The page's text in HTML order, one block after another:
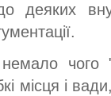
деяких
чого
місця і